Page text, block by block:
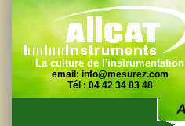
La culture de l'instrumentation
email: info@mesurez.com
Tél : 04 42 34 83 48